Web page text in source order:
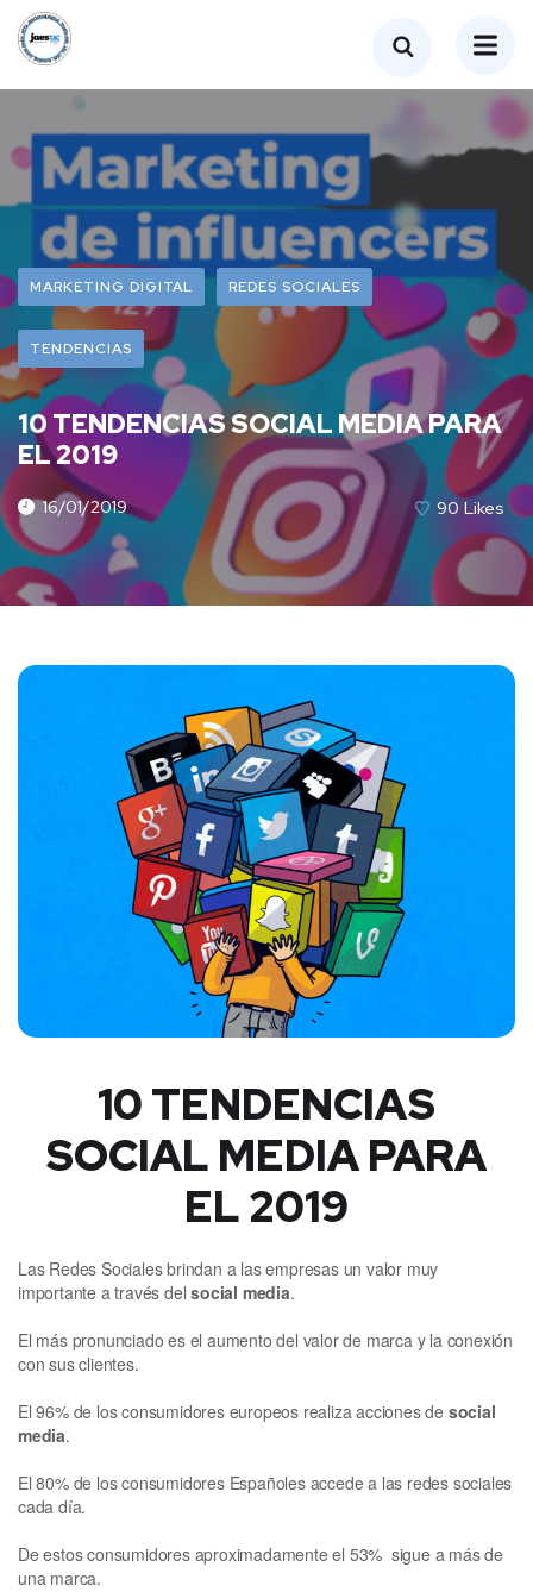
MARKETING DIGITAL REDES SOCIALES
TENDENCIAS
10 TENDENCIAS SOCIAL MEDIA PARA
EL 2019
16/01/2019 90 Likes
10 TENDENCIAS
SOCIAL MEDIA PARA
EL 2019
Las Redes Sociales brindan a las empresas un valor muy
importante a través delsocial media.
El más pronunciado es el aumento del valor de marca y la conexión
con sus clientes.
El 96% de los consumidores europeos realiza acciones de social
media.
El 80% de los consumidores Españoles accede a las redes sociales
cada día.
De estos consumidores aproximadamente el 53% sigue a más de
una marca.